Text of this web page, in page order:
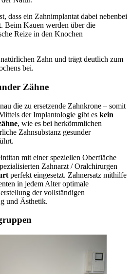
dass ein Zahnimplantat dabei nebenbei
Beim Kauen werden über die
Reize in den Knochen
Zahn und trägt deutlich zum
bei.
Zähne
die zu ersetzende Zahnkrone – somit
der Implantologie gibt es kein
, wie es bei herkömmlichen
Zahnsubstanz gesunder
mit einer speziellen Oberfläche
Zahnarzt / Oralchirurgen
perfekt eingesetzt. Zahnersatz mithilfe
in jedem Alter optimale
der vollständigen
und Ästhetik.